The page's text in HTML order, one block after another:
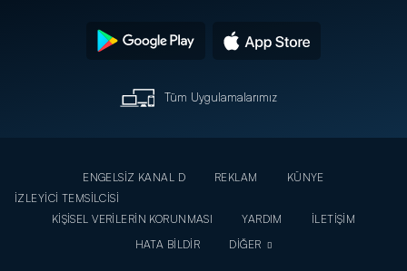
Tüm Uygulamalarımız
ENGELSİZ KANAL D REKLAM
KÜNYE
İZLEYİCİ TEMSİLCİSİ
KİŞİSEL VERİLERİN KORUNMASI
YARDIM
İLETİŞİM
HATA BİLDİR
DİĞER